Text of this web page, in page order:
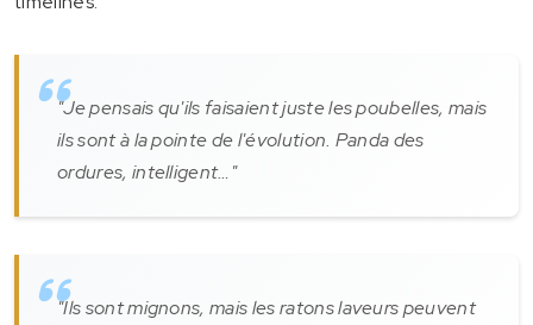
"Je pensais qu'ils faisaient juste les poubelles, mais
ils sont à la pointe de l'évolution. Panda des
ordures, intelligent…"
"Ils sont mignons, mais les ratons laveurs peuvent